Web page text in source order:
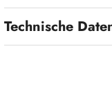
Technische